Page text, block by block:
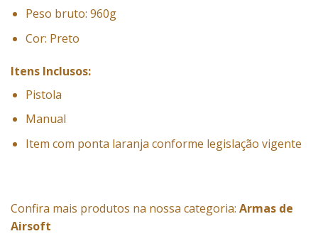
Peso bruto: 960g
Cor: Preto
Itens Inclusos:
Pistola
Manual
Item com ponta laranja conforme legislação vigente
Confira mais produtos na nossa categoria: Armas de
Airsoft